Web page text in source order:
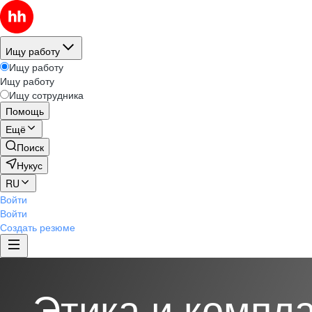
Ищу работу
Ищу работу
Ищу работу
Ищу сотрудника
Помощь
Ещё
Поиск
Нукус
RU
Войти
Войти
Создать резюме